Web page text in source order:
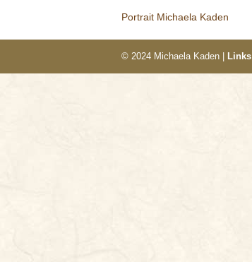
Portrait Michaela Kaden
© 2024 Michaela Kaden | Links